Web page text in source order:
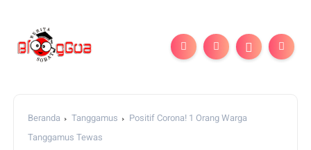
Beranda Tanggamus
Positif Corona! 1 Orang Warga
Tanggamus Tewas